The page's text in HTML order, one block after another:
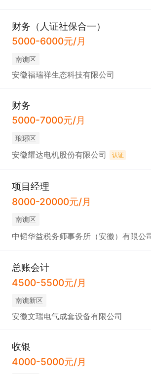
财务（人证社保合一）
5000-6000元/月
南谯区
安徽福瑞祥生态科技有限公司
财务
5000-7000元/月
琅琊区
安徽耀达电机股份有限公司 认证
项目经理
8000-20000元/月
南谯区
总账会计
4500-5500元/月
南谯新区
安徽文瑞电气成套设备有限公司
收银
4000-5000元/月